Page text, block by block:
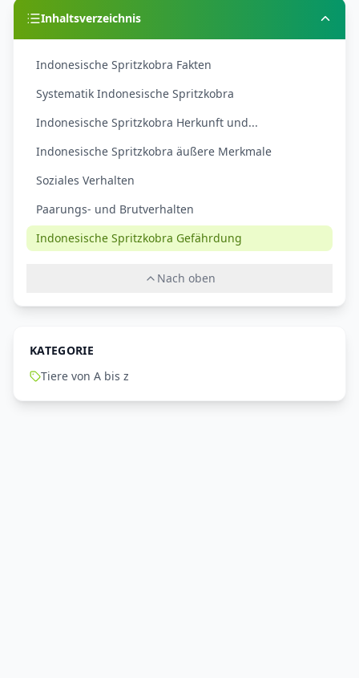
Inhaltsverzeichnis
Indonesische Spritzkobra Fakten
Systematik Indonesische Spritzkobra
Indonesische Spritzkobra Herkunft und...
Indonesische Spritzkobra äußere Merkmale
Soziales Verhalten
Paarungs- und Brutverhalten
Indonesische Spritzkobra Gefährdung
Nach oben
KATEGORIE
Tiere von A bis z